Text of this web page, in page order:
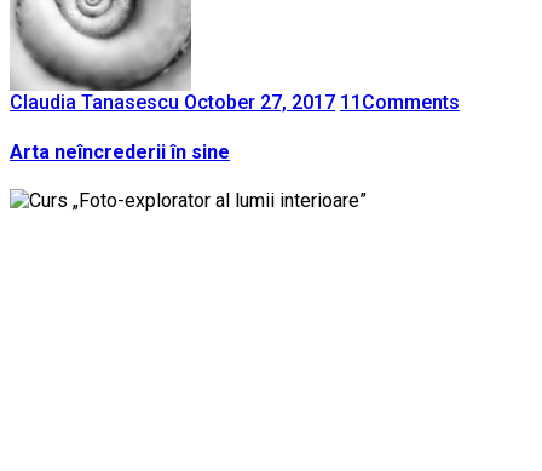
Claudia Tanasescu October 27, 2017 11 Comments
Arta neîncrederii în sine